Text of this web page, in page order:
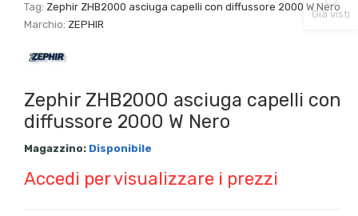
Tag: Zephir ZHB2000 asciuga capelli con diffussore 2000 W Nero
Marchio: ZEPHIR
Zephir ZHB2000 asciuga capelli con
diffussore 2000 W Nero
Magazzino: Disponibile
Accedi per visualizzare i prezzi
Già visti